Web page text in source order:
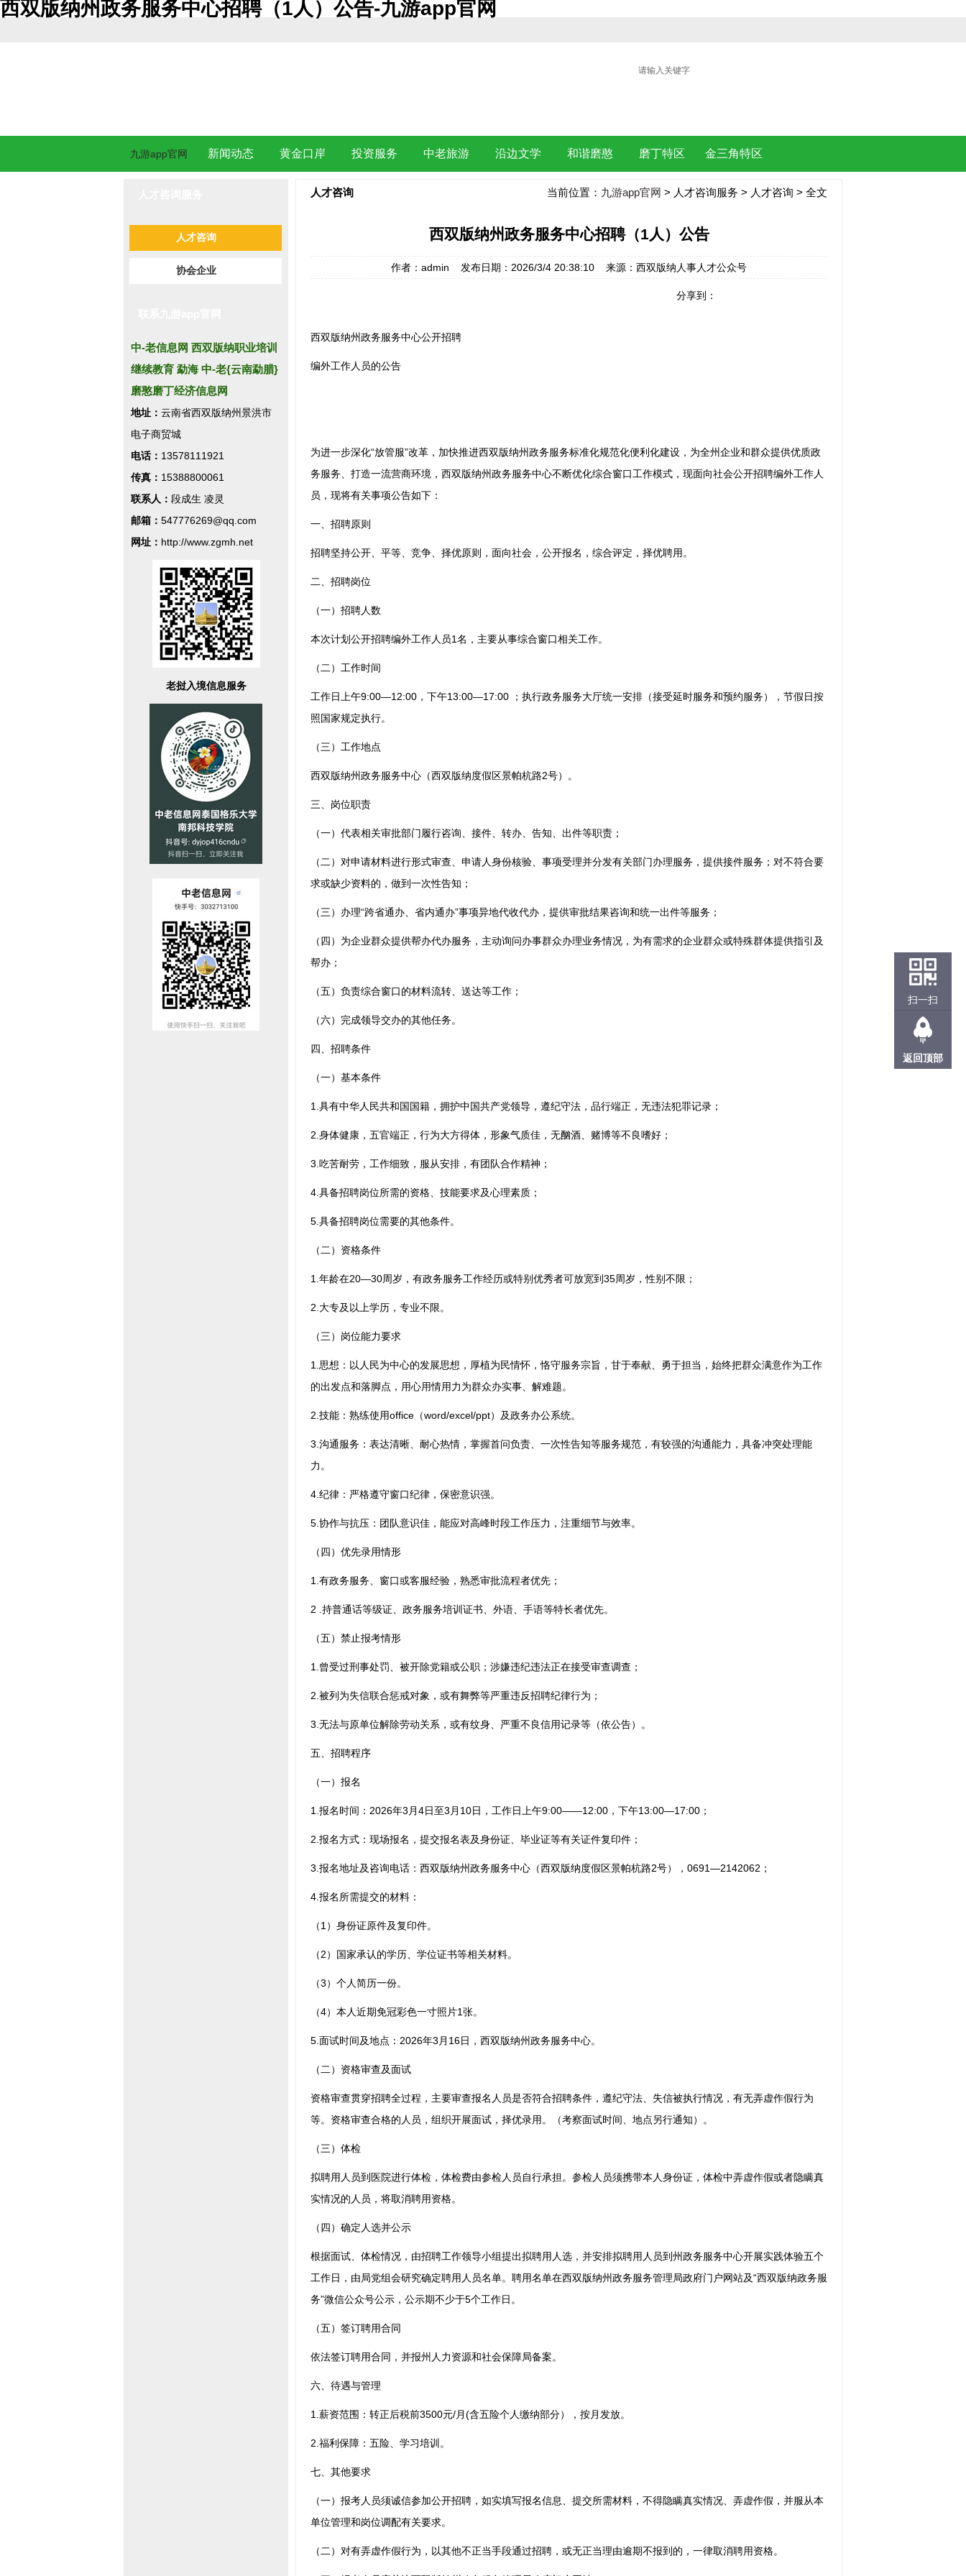
西双版纳州政务服务中心招聘（1人）公告-九游app官网
九游app官网 新闻动态 黄金口岸 投资服务 中老旅游 沿边文学 和谐磨憨 磨丁特区 金三角特区
人才咨询
协会企业
中-老信息网 西双版纳职业培训
继续教育 勐海 中-老{云南勐腊}
磨憨磨丁经济信息网
地址： 云南省西双版纳州景洪市
电子商贸城
电话： 13578111921
传真： 15388800061
联系人： 段成生 凌灵
邮箱： 547776269@qq.com
网址： http://www.zgmh.net
老挝入境信息服务
人才咨询 当前位置： 九游app官网 > 人才咨询服务 > 人才咨询 > 全文
西双版纳州政务服务中心招聘（1人）公告
作者：admin 发布日期：2026/3/4 20:38:10 来源：西双版纳人事人才公众号
分享到：
西双版纳州政务服务中心公开招聘
编外工作人员的公告
为进一步深化“放管服”改革，加快推进西双版纳州政务服务标准化规范化便利化建设，为全州企业和群众提供优质政
务服务、打造一流营商环境，西双版纳州政务服务中心不断优化综合窗口工作模式，现面向社会公开招聘编外工作人
员，现将有关事项公告如下：
一、招聘原则
招聘坚持公开、平等、竞争、择优原则，面向社会，公开报名，综合评定，择优聘用。
二、招聘岗位
（一）招聘人数
本次计划公开招聘编外工作人员1名，主要从事综合窗口相关工作。
（二）工作时间
工作日上午9:00—12:00，下午13:00—17:00 ；执行政务服务大厅统一安排（接受延时服务和预约服务），节假日按
照国家规定执行。
（三）工作地点
西双版纳州政务服务中心（西双版纳度假区景帕杭路2号）。
三、岗位职责
（一）代表相关审批部门履行咨询、接件、转办、告知、出件等职责；
（二）对申请材料进行形式审查、申请人身份核验、事项受理并分发有关部门办理服务，提供接件服务；对不符合要
求或缺少资料的，做到一次性告知；
（三）办理“跨省通办、省内通办”事项异地代收代办，提供审批结果咨询和统一出件等服务；
（四）为企业群众提供帮办代办服务，主动询问办事群众办理业务情况，为有需求的企业群众或特殊群体提供指引及
帮办；
（五）负责综合窗口的材料流转、送达等工作；
（六）完成领导交办的其他任务。
四、招聘条件
（一）基本条件
1.具有中华人民共和国国籍，拥护中国共产党领导，遵纪守法，品行端正，无违法犯罪记录；
2.身体健康，五官端正，行为大方得体，形象气质佳，无酗酒、赌博等不良嗜好；
3.吃苦耐劳，工作细致，服从安排，有团队合作精神；
4.具备招聘岗位所需的资格、技能要求及心理素质；
5.具备招聘岗位需要的其他条件。
（二）资格条件
1.年龄在20—30周岁，有政务服务工作经历或特别优秀者可放宽到35周岁，性别不限；
2.大专及以上学历，专业不限。
（三）岗位能力要求
1.思想：以人民为中心的发展思想，厚植为民情怀，恪守服务宗旨，甘于奉献、勇于担当，始终把群众满意作为工作
的出发点和落脚点，用心用情用力为群众办实事、解难题。
2.技能：熟练使用office（word/excel/ppt）及政务办公系统。
3.沟通服务：表达清晰、耐心热情，掌握首问负责、一次性告知等服务规范，有较强的沟通能力，具备冲突处理能
力。
4.纪律：严格遵守窗口纪律，保密意识强。
5.协作与抗压：团队意识佳，能应对高峰时段工作压力，注重细节与效率。
（四）优先录用情形
1.有政务服务、窗口或客服经验，熟悉审批流程者优先；
2 .持普通话等级证、政务服务培训证书、外语、手语等特长者优先。
（五）禁止报考情形
1.曾受过刑事处罚、被开除党籍或公职；涉嫌违纪违法正在接受审查调查；
2.被列为失信联合惩戒对象，或有舞弊等严重违反招聘纪律行为；
3.无法与原单位解除劳动关系，或有纹身、严重不良信用记录等（依公告）。
五、招聘程序
（一）报名
1.报名时间：2026年3月4日至3月10日，工作日上午9:00——12:00，下午13:00—17:00；
2.报名方式：现场报名，提交报名表及身份证、毕业证等有关证件复印件；
3.报名地址及咨询电话：西双版纳州政务服务中心（西双版纳度假区景帕杭路2号），0691—2142062；
4.报名所需提交的材料：
（1）身份证原件及复印件。
（2）国家承认的学历、学位证书等相关材料。
（3）个人简历一份。
（4）本人近期免冠彩色一寸照片1张。
5.面试时间及地点：2026年3月16日，西双版纳州政务服务中心。
（二）资格审查及面试
资格审查贯穿招聘全过程，主要审查报名人员是否符合招聘条件，遵纪守法、失信被执行情况，有无弄虚作假行为
等。资格审查合格的人员，组织开展面试，择优录用。（考察面试时间、地点另行通知）。
（三）体检
拟聘用人员到医院进行体检，体检费由参检人员自行承担。参检人员须携带本人身份证，体检中弄虚作假或者隐瞒真
实情况的人员，将取消聘用资格。
（四）确定人选并公示
根据面试、体检情况，由招聘工作领导小组提出拟聘用人选，并安排拟聘用人员到州政务服务中心开展实践体验五个
工作日，由局党组会研究确定聘用人员名单。聘用名单在西双版纳州政务服务管理局政府门户网站及“西双版纳政务服
务”微信公众号公示，公示期不少于5个工作日。
（五）签订聘用合同
依法签订聘用合同，并报州人力资源和社会保障局备案。
六、待遇与管理
1.薪资范围：转正后税前3500元/月(含五险个人缴纳部分），按月发放。
2.福利保障：五险、学习培训。
七、其他要求
（一）报考人员须诚信参加公开招聘，如实填写报名信息、提交所需材料，不得隐瞒真实情况、弄虚作假，并服从本
单位管理和岗位调配有关要求。
（二）对有弄虚作假行为，以其他不正当手段通过招聘，或无正当理由逾期不报到的，一律取消聘用资格。
扫一扫
返回顶部